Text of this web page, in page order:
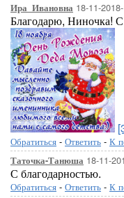
Ира_Ивановна 18-11-
Благодарю, Ниночка!
Обратиться - Ответить - К
Таточка-Танюша 18-11-
С благодарностью.
Обратиться - Ответить - К